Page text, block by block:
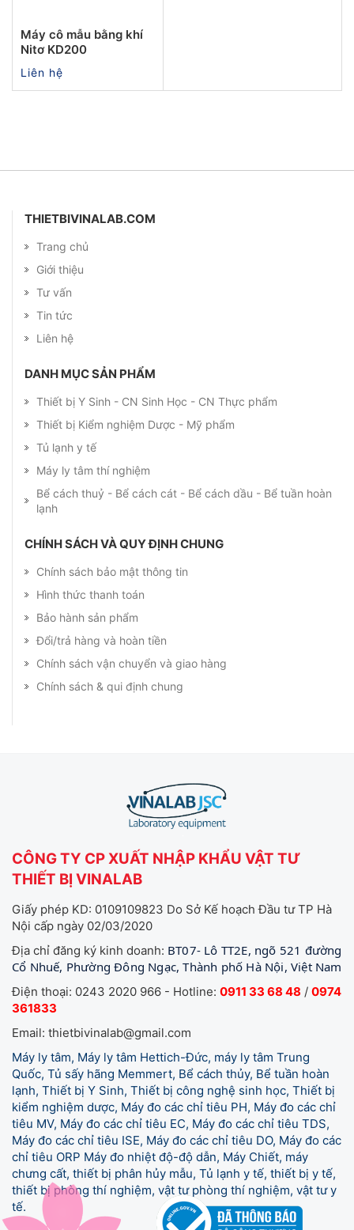
Máy cô mẫu bằng khí
Nitơ KD200
Liên hệ
THIETBIVINALAB.COM
Trang chủ
Giới thiệu
Tư vấn
Tin tức
Liên hệ
DANH MỤC SẢN PHẨM
Thiết bị Y Sinh - CN Sinh Học - CN Thực phẩm
Thiết bị Kiểm nghiệm Dược - Mỹ phẩm
Tủ lạnh y tế
Máy ly tâm thí nghiệm
Bể cách thuỷ - Bể cách cát - Bể cách dầu - Bể tuần hoàn
lạnh
CHÍNH SÁCH VÀ QUY ĐỊNH CHUNG
Chính sách bảo mật thông tin
Hình thức thanh toán
Bảo hành sản phẩm
Đổi/trả hàng và hoàn tiền
Chính sách vận chuyển và giao hàng
Chính sách & qui định chung
CÔNG TY CP XUẤT NHẬP KHẨU VẬT TƯ
THIẾT BỊ VINALAB
Giấy phép KD: 0109109823 Do Sở Kế hoạch Đầu tư TP Hà
Nội cấp ngày 02/03/2020
Địa chỉ đăng ký kinh doanh: BT07- Lô TT2E, ngõ 521 đường
Cổ Nhuế, Phường Đông Ngạc, Thành phố Hà Nội, Việt Nam
Điện thoại: 0243 2020 966 - Hotline: 0911 33 68 48 / 0974
361833
Email: thietbivinalab@gmail.com
Máy ly tâm, Máy ly tâm Hettich-Đức, máy ly tâm Trung
Quốc, Tủ sấy hãng Memmert, Bể cách thủy, Bể tuần hoàn
lạnh, Thiết bị Y Sinh, Thiết bị công nghệ sinh học, Thiết bị
kiểm nghiệm dược, Máy đo các chỉ tiêu PH, Máy đo các chỉ
tiêu MV, Máy đo các chỉ tiêu EC, Máy đo các chỉ tiêu TDS,
Máy đo các chỉ tiêu ISE, Máy đo các chỉ tiêu DO, Máy đo các
chỉ tiêu ORP Máy đo nhiệt độ-độ dẫn, Máy Chiết, máy
chưng cất, thiết bị phân hủy mẫu, Tủ lạnh y tế, thiết bị y tế,
thiết bị phòng thí nghiệm, vật tư phòng thí nghiệm, vật tư y
tế.